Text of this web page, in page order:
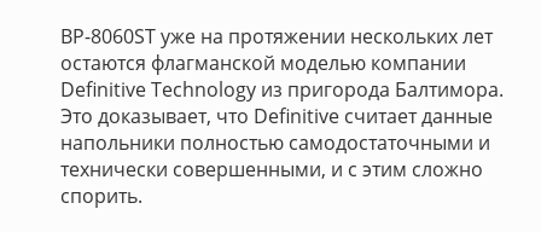
BP-8060ST уже на протяжении нескольких лет
остаются флагманской моделью компании
Definitive Technology из пригорода Балтимора.
Это доказывает, что Definitive считает данные
напольники полностью самодостаточными и
технически совершенными, и с этим сложно
спорить.